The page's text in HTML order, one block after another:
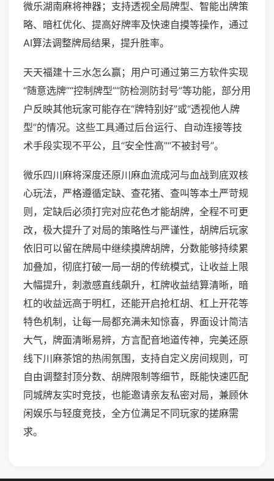
微乐湖南麻将神器；支持透视全局牌型、智能出牌策
略、暗杠优化、提高好牌率及快速自摸等操作，通过
AI算法调整牌局结果，提升胜率。
天天福建十三水怎么赢；用户可通过第三方软件实现
“随意选牌”“控制牌型”“防检测防封号”等功能，部分用
户反映其他玩家可能存在“牌特别好”或“透视他人牌
型”的情况。这些工具通过后台运行、自动连接等技
术手段实现不平公，且“安全性高”“不被封号”。
微乐四川麻将深度还原川麻血流成河与血战到底双核
心玩法，严格遵循定缺、查花猪、查叫等本土严苛规
则，定缺后必须打完对应花色才能胡牌，全程不可更
改，极大提升了对局的策略性与严谨性，胡牌后玩家
依旧可以留在牌局中继续摸牌胡牌，分数能够持续累
加叠加，彻底打破一局一胡的传统模式，让收益上限
大幅提升，刺激感直线飙升，杠牌收益结算清晰，暗
杠的收益远高于明杠，还能开启抢杠胡、杠上开花等
特色机制，让每一局都充满未知惊喜，界面设计简洁
大气，牌面清晰易辨，方言配音地道传神，完美还原
线下川麻茶馆的热闹氛围，支持自定义房间规则，可
自由调整封顶分数、胡牌限制等细节，既能快速匹配
同城牌友实时竞技，也能邀请亲友私密对局，兼顾休
闲娱乐与轻度竞技，全方位满足不同玩家的搓麻需
求。